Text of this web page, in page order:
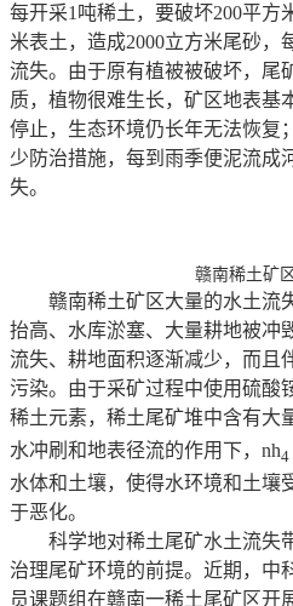
每开采1吨稀土，要破坏200平方
米表土，造成2000立方米尾砂，
流失。由于原有植被被破坏，尾
质，植物很难生长，矿区地表基
停止，生态环境仍长年无法恢复
少防治措施，每到雨季便泥流成
失。
赣南稀土矿
赣南稀土矿区大量的水土流
抬高、水库淤塞、大量耕地被冲
流失、耕地面积逐渐减少，而且
污染。由于采矿过程中使用硫酸
稀土元素，稀土尾矿堆中含有大
水冲刷和地表径流的作用下，nh4
水体和土壤，使得水环境和土壤
于恶化。
科学地对稀土尾矿水土流失
治理尾矿环境的前提。近期，中
员课题组在赣南一稀土尾矿区开